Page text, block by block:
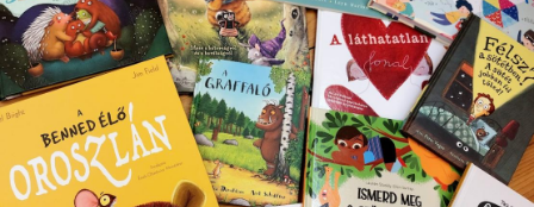
szakkönyvek
a
félelmek
szorongás
oldására
-